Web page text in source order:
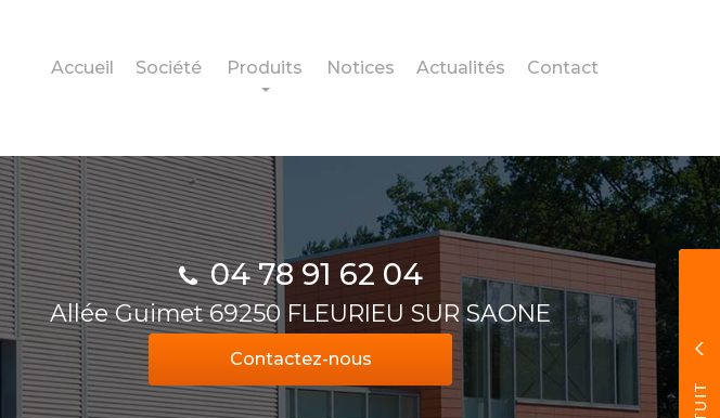
Accueil Société Produits Notices Actualités Contact
04 78 91 62 04
Allée Guimet 69250 FLEURIEU SUR SAONE
Contactez-nous